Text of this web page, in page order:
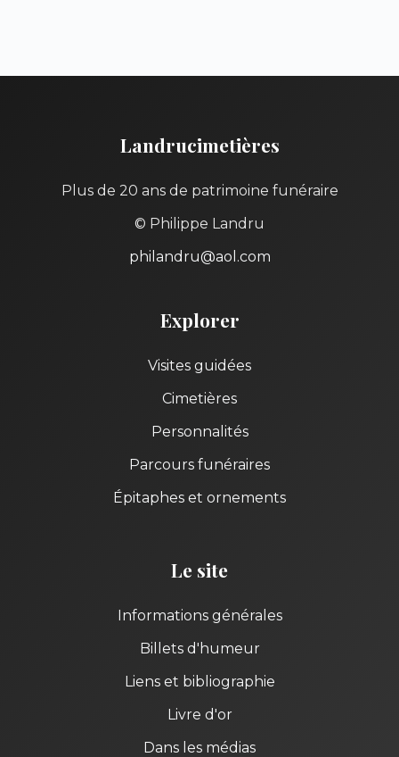
Landrucimetières
Plus de 20 ans de patrimoine funéraire
© Philippe Landru
philandru@aol.com
Explorer
Visites guidées
Cimetières
Personnalités
Parcours funéraires
Épitaphes et ornements
Le site
Informations générales
Billets d'humeur
Liens et bibliographie
Livre d'or
Dans les médias